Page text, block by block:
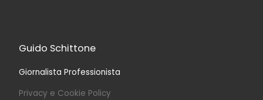
Guido Schittone
Giornalista Professionista
Privacy e Cookie Policy